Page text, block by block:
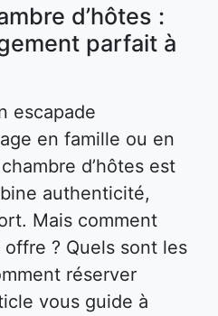
d’hôtes :
parfait à
escapade
en famille ou en
d’hôtes est
authenticité,
Mais comment
? Quels sont les
réserver
vous guide à